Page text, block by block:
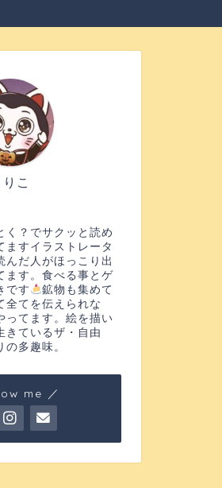
りこ
く？でサクッと読め
ますイラストレータ
んだ人がほっこり出
ます。食べる事とゲ
です
鉱物も集めて
全てを伝えられな
ってます。絵を描い
きているザ・自由
の多趣味。
me ／